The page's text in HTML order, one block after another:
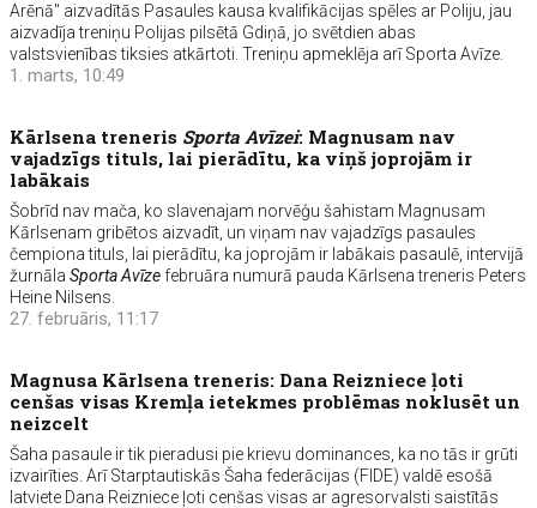
Arēnā" aizvadītās Pasaules kausa kvalifikācijas spēles ar Poliju, jau
aizvadīja treniņu Polijas pilsētā Gdiņā, jo svētdien abas
valstsvienības tiksies atkārtoti. Treniņu apmeklēja arī Sporta Avīze.
1. marts, 10:49
Kārlsena treneris Sporta Avīzei: Magnusam nav
vajadzīgs tituls, lai pierādītu, ka viņš joprojām ir
labākais
Šobrīd nav mača, ko slavenajam norvēģu šahistam Magnusam
Kārlsenam gribētos aizvadīt, un viņam nav vajadzīgs pasaules
čempiona tituls, lai pierādītu, ka joprojām ir labākais pasaulē, intervijā
žurnālaSporta Avīzefebruāra numurā pauda Kārlsena treneris Peters
Heine Nilsens.
27. februāris, 11:17
Magnusa Kārlsena treneris: Dana Reizniece ļoti
cenšas visas Kremļa ietekmes problēmas noklusēt un
neizcelt
Šaha pasaule ir tik pieradusi pie krievu dominances, ka no tās ir grūti
izvairīties. Arī Starptautiskās Šaha federācijas (FIDE) valdē esošā
latviete Dana Reizniece ļoti cenšas visas ar agresorvalsti saistītās